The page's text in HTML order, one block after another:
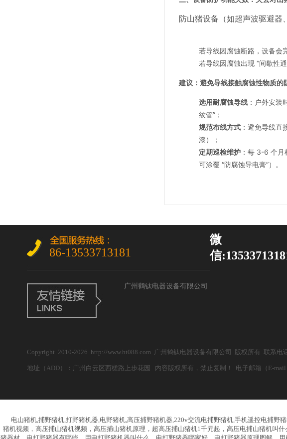
防山猪设备（如超声波驱避器
若导线因腐蚀断路，设备会
若导线因腐蚀出现 “间歇性
建议：避免导线接触腐蚀性物质的
选用耐腐蚀导线 ：户外安装
纹管”；
规范布线方式 ：避免导线直
漆）；
定期巡检维护 ：每 3-6 个
可涂覆 “防腐蚀导电膏”）。
86-13533713181
微
信
广州鹤钛电器设备有限公司
Copyright 2010-2026 http://www.ht088.com 广州鹤钛电器设备有限公司 版权所有 联系电
地址（ADD）：广州白云区西槎路上步花园 内容版权所有，禁止复制！ 电子邮箱（E-mail
电山猪机,捕野猪机,打野猪机器,电野猪机,高压捕野猪机器,220v交流电捕野猪机,手机遥控电捕野
猪机视频，高压捕山猪机视频，高压捕山猪机原理，超高压捕山猪机1千元起，高压电捕山猪机叫